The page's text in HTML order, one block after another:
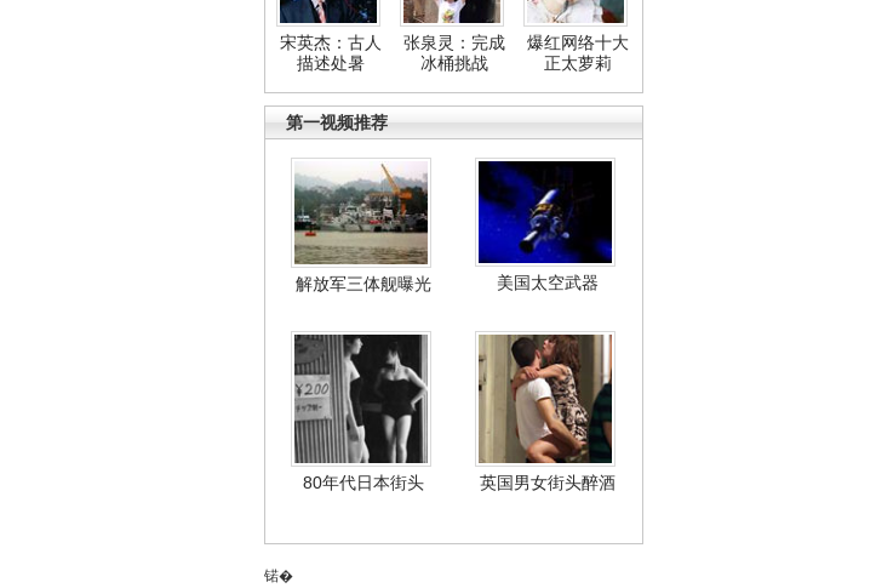
宋英杰：古人
描述处暑
张泉灵：完成
冰桶挑战
爆红网络十大
正太萝莉
第一视频推荐
解放军三体舰曝光 美国太空武器
80年代日本街头 英国男女街头醉酒
锘�